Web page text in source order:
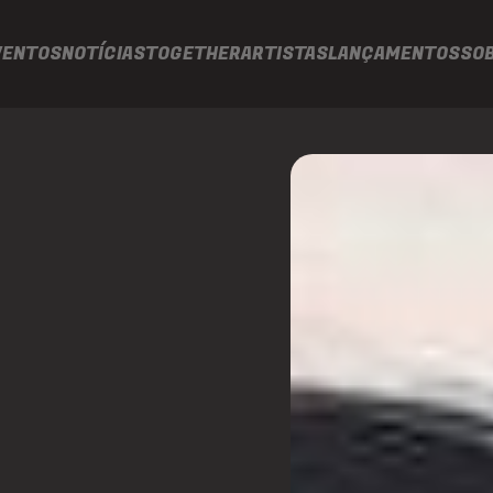
NOTÍCIASTOGETHERARTISTASLANÇAMENTOS